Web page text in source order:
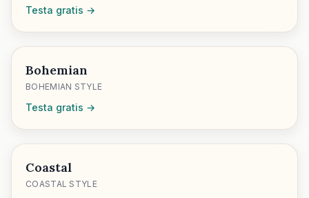
Testa gratis →
Bohemian
BOHEMIAN STYLE
Testa gratis →
Coastal
COASTAL STYLE